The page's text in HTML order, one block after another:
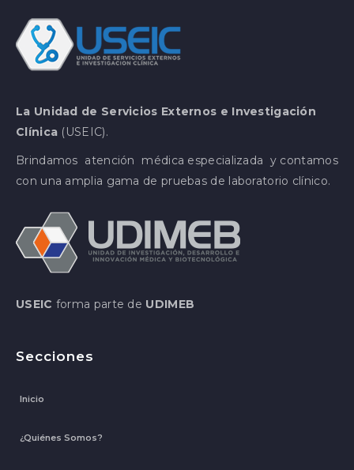
La Unidad de Servicios Externos e Investigación
Clínica (USEIC).
Brindamos atención médica especializada y contamos
con una amplia gama de pruebas de laboratorio clínico.
USEIC forma parte de UDIMEB
Secciones
Inicio
¿Quiénes Somos?